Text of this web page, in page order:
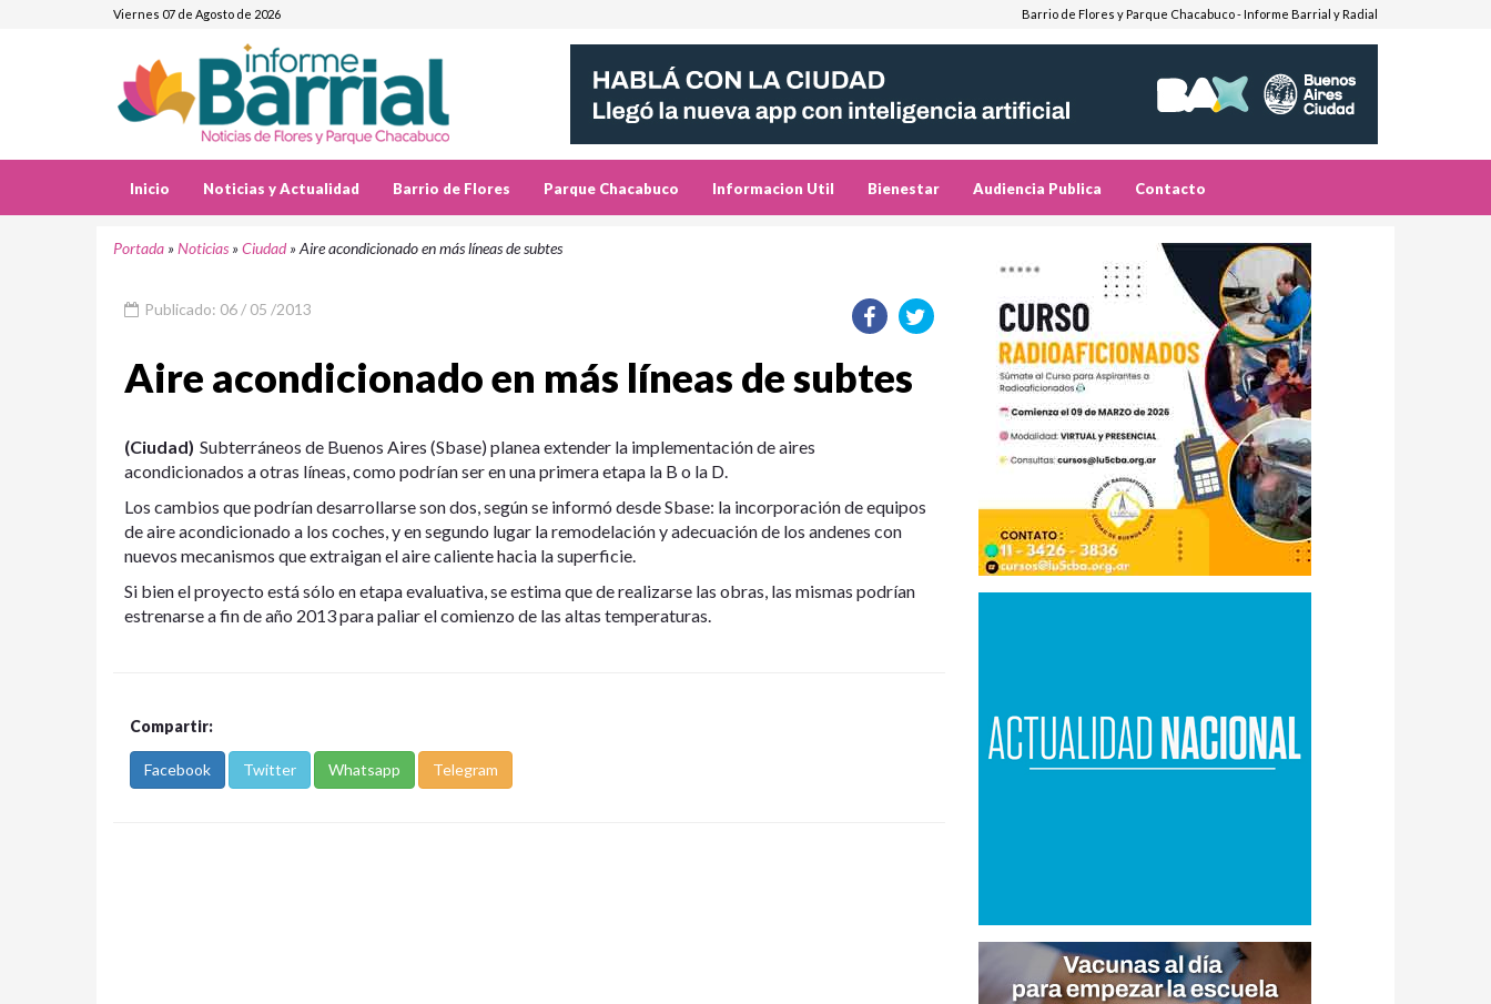
Viernes 07 de Agosto de 2026 Barrio de Flores y Parque Chacabuco - Informe Barrial y Radial
Inicio Noticias y Actualidad Barrio de Flores Parque Chacabuco Informacion Util Bienestar Audiencia Publica Contacto
Portada »Noticias »Ciudad»Aire acondicionado en más líneas de subtes
Publicado: 06 / 05 /2013
Aire acondicionado en más líneas de subtes
(Ciudad) Subterráneos de Buenos Aires (Sbase) planea extender la implementación de aires
acondicionados a otras líneas, como podrían ser en una primera etapa la B o la D.
Los cambios que podrían desarrollarse son dos, según se informó desde Sbase: la incorporación de equipos
de aire acondicionado a los coches, y en segundo lugar la remodelación y adecuación de los andenes con
nuevos mecanismos que extraigan el aire caliente hacia la superficie.
Si bien el proyecto está sólo en etapa evaluativa, se estima que de realizarse las obras, las mismas podrían
estrenarse a fin de año 2013 para paliar el comienzo de las altas temperaturas.
Compartir:
Facebook Twitter Whatsapp Telegram